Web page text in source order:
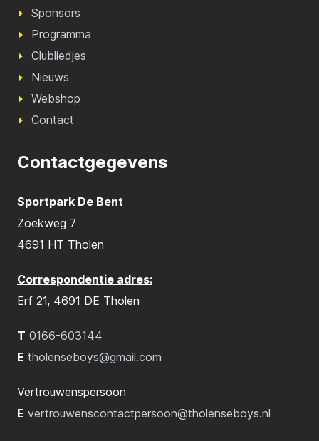
Sponsors
Programma
Clubliedjes
Nieuws
Webshop
Contact
Contactgegevens
Sportpark De Bent
Zoekweg 7
4691 HT Tholen
Correspondentie adres:
Erf 21, 4691 DE Tholen
T 0166-603144
E tholenseboys@gmail.com
Vertrouwenspersoon
E vertrouwenscontactpersoon@tholenseboys.nl